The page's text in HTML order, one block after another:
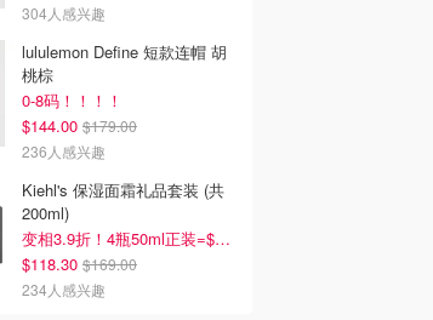
304人感兴趣
lululemon Define 短款连帽 胡
桃棕
0-8码！！！！
$144.00 $179.00
236人感兴趣
Kiehl's 保湿面霜礼品套装 (共
200ml)
变相3.9折！4瓶50ml正装=$29/瓶
$118.30 $169.00
234人感兴趣